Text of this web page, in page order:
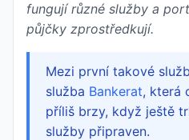
fungují různé služby a
půjčky zprostředkují.
Mezi první takové
služba Bankerat, která
příliš brzy, když ještě
služby připraven.